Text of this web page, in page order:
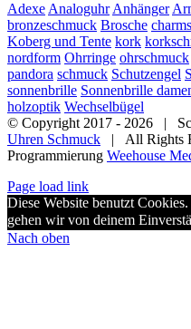
Adexe Analoguhr Anhänger
bronzeschmuck Brosche charms
Koberg und Tente kork
nordform Ohrringe ohrschmuck
pandora schmuck Schutzengel
sonnenbrille Sonnenbrille
holzoptik Wechselbügel
© Copyright 2017 - 2026 |
Uhren Schmuck | All Rights
Programmierung Weehouse
Page load link
Diese Website benutzt
gehen wir von deinem
Nach oben